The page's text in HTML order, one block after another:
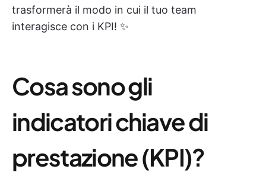
trasformerà il modo in cui il tuo team
interagisce con i KPI! ✨
Cosa sono gli
indicatori chiave di
prestazione (KPI)?